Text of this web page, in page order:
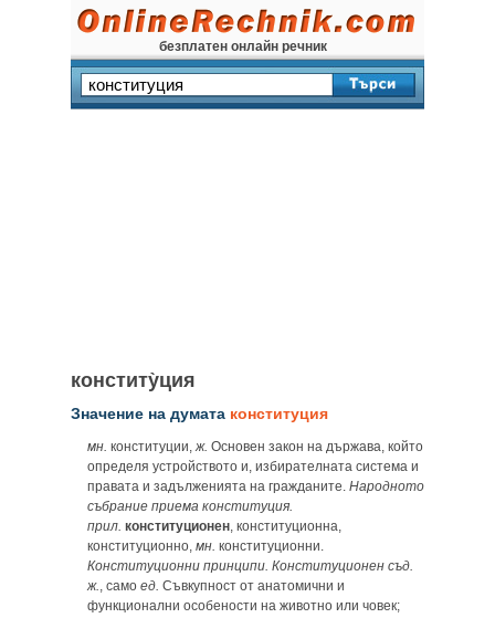
безплатен онлайн речник
конститу̀ция
Значение на думата конституция
мн. конституции,ж. Основен закон на държава, който
определя устройството и, избирателната система и
правата и задълженията на гражданите. Народното
събрание приема конституция.
прил. конституционен, конституционна,
конституционно, мн. конституционни.
Конституционни принципи. Конституционен съд.
ж., само ед. Съвкупност от анатомични и
функционални особености на животно или човек;